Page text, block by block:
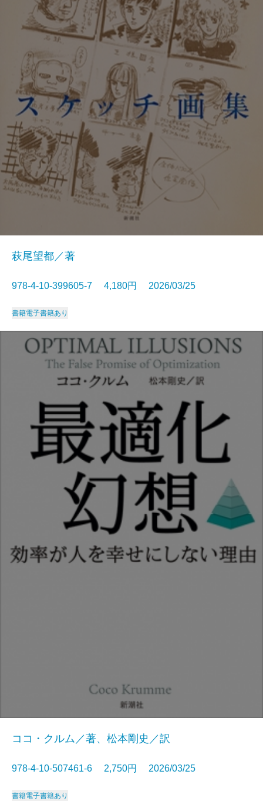
萩尾望都／著
978-4-10-399605-7 4,180円 2026/03/25
書籍電子書籍あり
ココ・クルム／著、松本剛史／訳
978-4-10-507461-6 2,750円 2026/03/25
書籍電子書籍あり